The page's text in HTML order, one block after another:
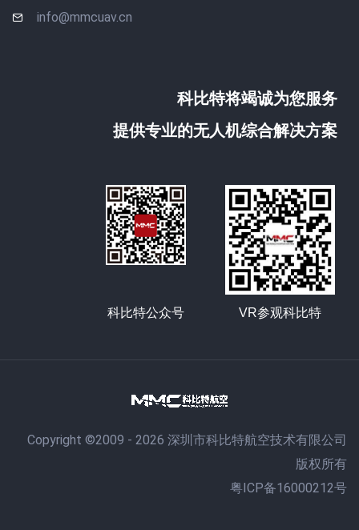
info@mmcuav.cn
科比特将竭诚为您服务
提供专业的无人机综合解决方案
科比特公众号 VR参观科比特
Copyright ©2009 - 2026 深圳市科比特航空技术有限公司
版权所有
粤ICP备16000212号